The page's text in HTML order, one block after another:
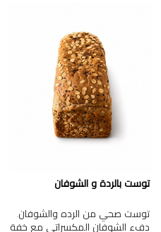
توست بالردة و الشوفان
توست صحي من الرده والشوفان.
دفء الشوفان المكسراتي مع خفة